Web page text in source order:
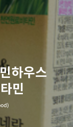
하우스
민